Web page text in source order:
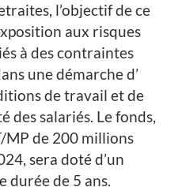
l’objectif de ce
aux risques
à des contraintes
une démarche d’
de travail et de
des salariés. Le fonds,
MP de 200 millions
sera doté d’un
durée de 5 ans.